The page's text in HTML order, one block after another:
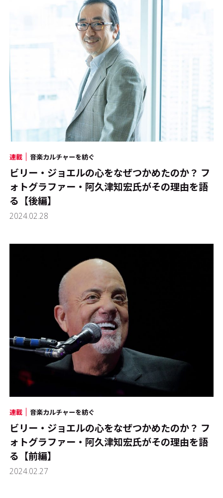
連載 音楽カルチャーを紡ぐ
ビリー・ジョエルの心をなぜつかめたのか？ フ
ォトグラファー・阿久津知宏氏がその理由を語
る【後編】
2024.02.28
連載 音楽カルチャーを紡ぐ
ビリー・ジョエルの心をなぜつかめたのか？ フ
ォトグラファー・阿久津知宏氏がその理由を語
る【前編】
2024.02.27